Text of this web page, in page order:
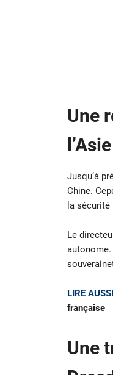
Une
Jusqu’à
Chine.
la
Le
autonome.
LIRE AUSSI
française
Une